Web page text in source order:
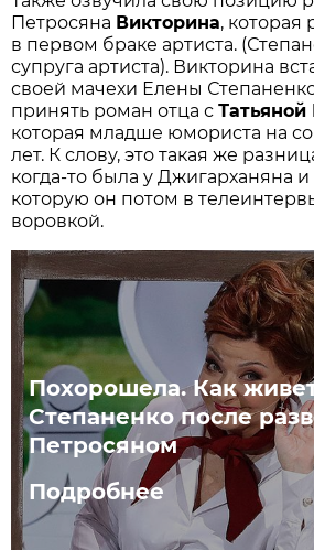
Петросяна Викторина, которая
в первом браке артиста.
супруга артиста). Викторина
своей мачехи Елены
принять роман отца сТатьяной
которая младше юмориста на
лет. К слову, это такая же
когда-то была у Джигарханяна
которую он потом в
воровкой.
Похорошела. Как
Степаненко после
Петросяном
Подробнее